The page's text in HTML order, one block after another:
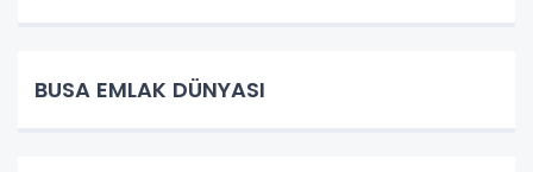
BUSA EMLAK DÜNYASI